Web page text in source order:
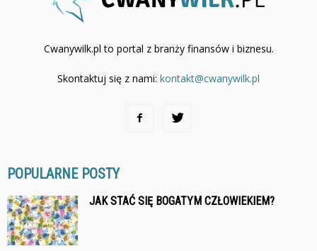
Cwanywilk.pl to portal z branży finansów i biznesu.
Skontaktuj się z nami: kontakt@cwanywilk.pl
POPULARNE POSTY
JAK STAĆ SIĘ BOGATYM CZŁOWIEKIEM?